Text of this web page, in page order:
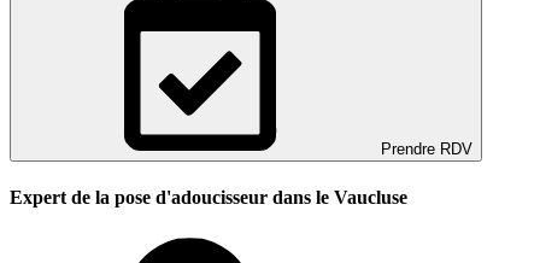
Prendre RDV
Expert de la pose d'adoucisseur dans le Vaucluse